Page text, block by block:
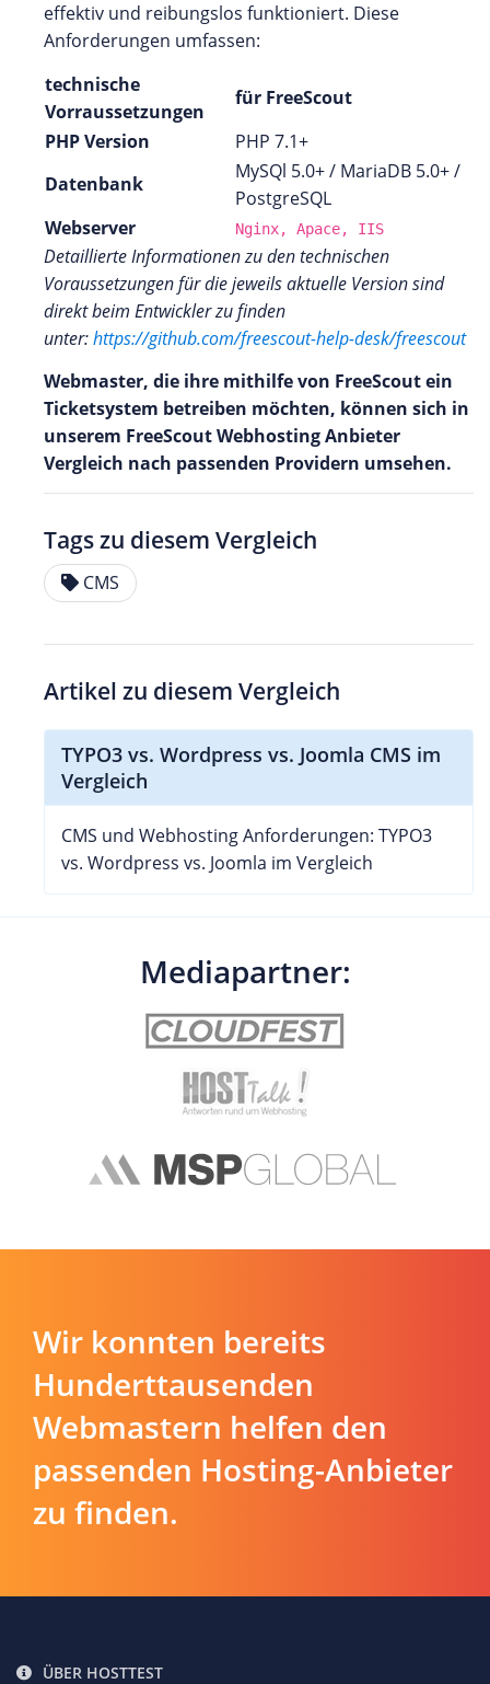
effektiv und reibungslos funktioniert. Diese
Anforderungen umfassen:
technische
Vorraussetzungen
für FreeScout
PHP Version
PHP 7.1+
Datenbank
MySQl 5.0+ / MariaDB 5.0+ /
PostgreSQL
Webserver
Nginx, Apace, IIS
Detaillierte Informationen zu den technischen
Voraussetzungen für die jeweils aktuelle Version sind
direkt beim Entwickler zu finden
unter:https://github.com/freescout-help-desk/freescout
Webmaster, die ihre mithilfe von FreeScout ein
Ticketsystem betreiben möchten, können sich in
unserem FreeScout Webhosting Anbieter
Vergleich nach passenden Providern umsehen.
Tags zu diesem Vergleich
CMS
Artikel zu diesem Vergleich
TYPO3 vs. Wordpress vs. Joomla CMS im
Vergleich
CMS und Webhosting Anforderungen: TYPO3
vs. Wordpress vs. Joomla im Vergleich
Mediapartner:
Wir konnten bereits
Hunderttausenden
Webmastern helfen den
passenden Hosting-Anbieter
zu finden.
ÜBER HOSTTEST